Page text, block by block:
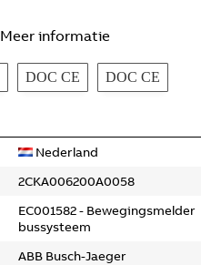
Meer informatie
DOC CE DOC CE
Nederland
2CKA006200A0058
EC001582 - Bewegingsmelder
bussysteem
ABB Busch-Jaeger